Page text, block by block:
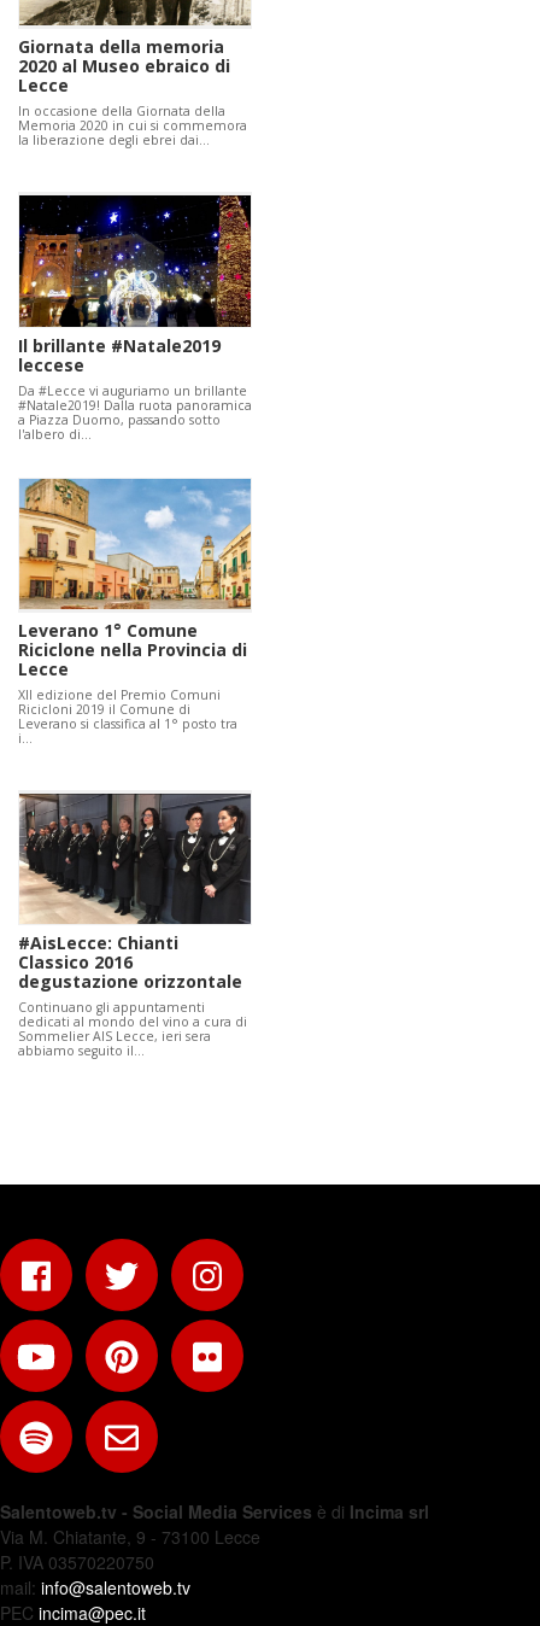
Giornata della memoria
2020 al Museo ebraico di
Lecce
In occasione della Giornata della
Memoria 2020 in cui si commemora
la liberazione degli ebrei dai…
Il brillante #Natale2019
leccese
Da #Lecce vi auguriamo un brillante
#Natale2019! Dalla ruota panoramica
a Piazza Duomo, passando sotto
l'albero di…
Leverano 1° Comune
Riciclone nella Provincia di
Lecce
XII edizione del Premio Comuni
Ricicloni 2019 il Comune di
Leverano si classifica al 1° posto tra
i…
#AisLecce: Chianti
Classico 2016
degustazione orizzontale
Continuano gli appuntamenti
dedicati al mondo del vino a cura di
Sommelier AIS Lecce, ieri sera
abbiamo seguito il…
Salentoweb.tv - Social Media Services è di Incima srl
Via M. Chiatante, 9 - 73100 Lecce
P. IVA 03570220750
mail: info@salentoweb.tv
PEC incima@pec.it